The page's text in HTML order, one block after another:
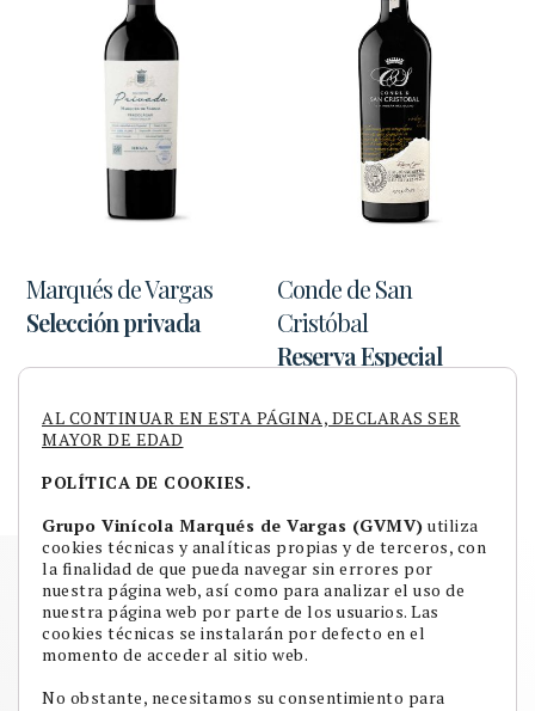
Marqués de Vargas
Selección privada
Conde de San
Cristóbal
Reserva Especial
CONDICIONES DE COMPRA
AVISO LEGAL Y CONDICIONES DE USO
POLÍTICA DE PRIVACIDAD
POLÍTICA DE COOKIES
AL CONTINUAR EN ESTA PÁGINA, DECLARAS SER
MAYOR DE EDAD
POLÍTICA DE COOKIES.
Grupo Vinícola Marqués de Vargas (GVMV) utiliza
cookies técnicas y analíticas propias y de terceros, con
la finalidad de que pueda navegar sin errores por
nuestra página web, así como para analizar el uso de
nuestra página web por parte de los usuarios. Las
cookies técnicas se instalarán por defecto en el
momento de acceder al sitio web.
No obstante, necesitamos su consentimiento para